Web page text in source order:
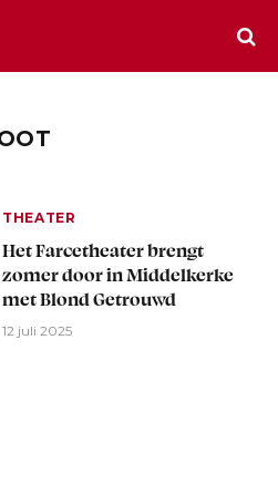
THEATER
Het Farcetheater brengt
zomer door in Middelkerke
met Blond Getrouwd
12 juli 2025